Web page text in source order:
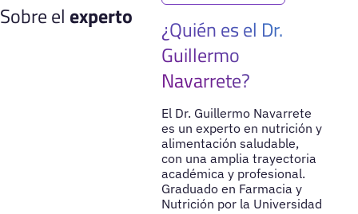
Sobre el experto
¿Quién es el Dr.
Guillermo
Navarrete?
El Dr. Guillermo Navarrete
es un experto en nutrición y
alimentación saludable,
con una amplia trayectoria
académica y profesional.
Graduado en Farmacia y
Nutrición por la Universidad